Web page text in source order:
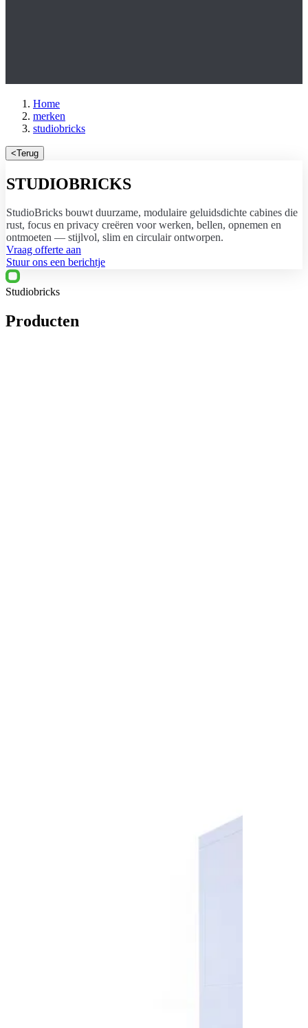
Home
merken
studiobricks
<Terug
STUDIOBRICKS
StudioBricks bouwt duurzame, modulaire geluidsdichte cabines die
rust, focus en privacy creëren voor werken, bellen, opnemen en
ontmoeten — stijlvol, slim en circulair ontworpen.
Vraag offerte aan
Stuur ons een berichtje
Studiobricks
Producten